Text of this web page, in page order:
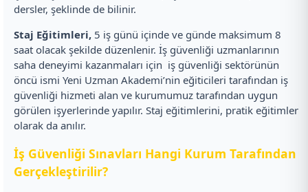
dersler, şeklinde de bilinir.
Staj Eğitimleri, 5 iş günü içinde ve günde maksimum 8
saat olacak şekilde düzenlenir. İş güvenliği uzmanlarının
saha deneyimi kazanmaları için iş güvenliği sektörünün
öncü ismi Yeni Uzman Akademi’nin eğiticileri tarafından iş
güvenliği hizmeti alan ve kurumumuz tarafından uygun
görülen işyerlerinde yapılır. Staj eğitimlerini, pratik eğitimler
olarak da anılır.
İş Güvenliği Sınavları Hangi Kurum Tarafından
Gerçekleştirilir?